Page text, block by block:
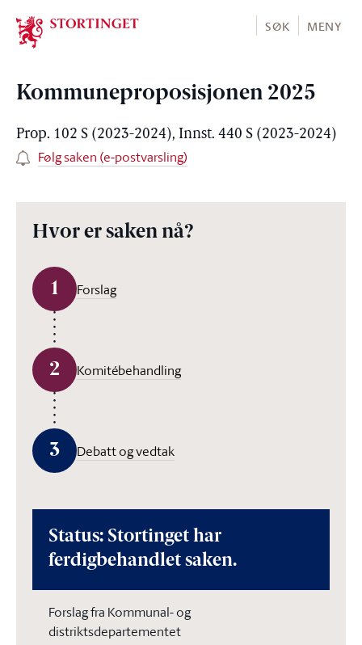
Stortinget.no
SØK MENY
Kommuneproposisjonen 2025
Prop. 102 S (2023-2024), Innst. 440 S (2023-2024)
Følg saken (e-postvarsling)
Hvor er saken nå?
1 Forslag
2 Komitébehandling
3 Debatt og vedtak
Status: Stortinget har
ferdigbehandlet saken.
Forslag fra Kommunal- og
distriktsdepartementet